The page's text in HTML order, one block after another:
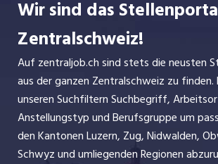
Arbeitssicherheit
INSERAT ANSEHEN
Wir sind das
Zentralschweiz!
Auf zentraljob.ch sind stets die neusten
aus der ganzen Zentralschweiz zu
unseren Suchfiltern Suchbegriff,
Anstellungstyp und Berufsgruppe um
den Kantonen Luzern, Zug, Nidwalden,
Schwyz und umliegenden Regionen